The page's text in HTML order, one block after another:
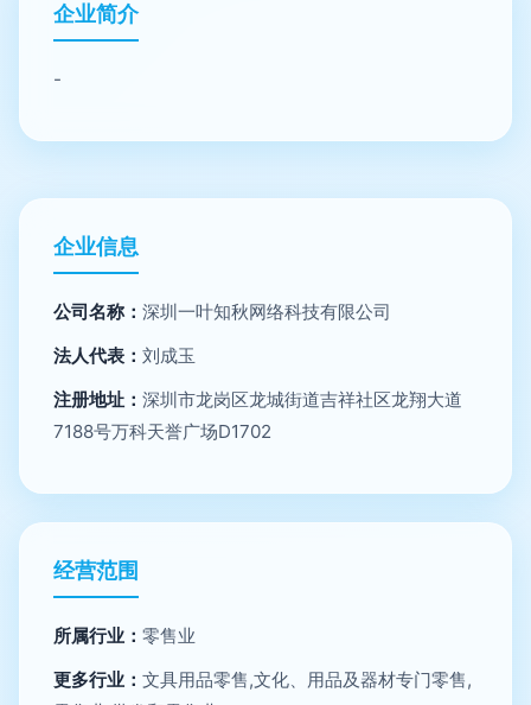
企业简介
-
企业信息
公司名称： 深圳一叶知秋网络科技有限公司
法人代表： 刘成玉
注册地址： 深圳市龙岗区龙城街道吉祥社区龙翔大道
7188号万科天誉广场D1702
经营范围
所属行业： 零售业
更多行业： 文具用品零售,文化、用品及器材专门零售,